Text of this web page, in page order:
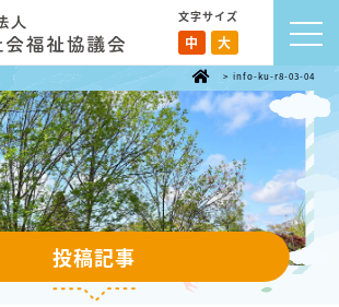
文字サイズ
中 大
> info-ku-r8-03-04
投稿記事